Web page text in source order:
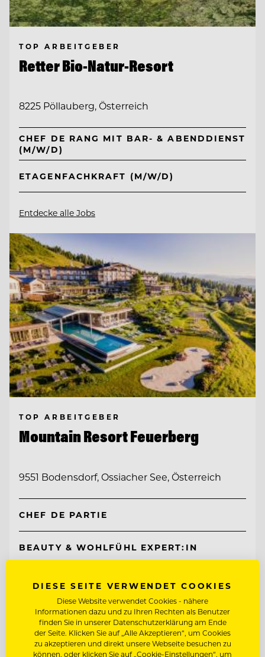
TOP ARBEITGEBER
Retter Bio-Natur-Resort
8225 Pöllauberg, Österreich
CHEF DE RANG MIT BAR- & ABENDDIENST
(M/W/D)
ETAGENFACHKRAFT (M/W/D)
Entdecke alle Jobs
TOP ARBEITGEBER
Mountain Resort Feuerberg
9551 Bodensdorf, Ossiacher See, Österreich
CHEF DE PARTIE
BEAUTY & WOHLFÜHL EXPERT:IN
Entdecke alle Jobs
DIESE SEITE VERWENDET COOKIES
Diese Website verwendet Cookies - nähere
Informationen dazu und zu Ihren Rechten als Benutzer
finden Sie in unserer Datenschutzerklärung am Ende
der Seite. Klicken Sie auf „Alle Akzeptieren“, um Cookies
zu akzeptieren und direkt unsere Webseite besuchen zu
können, oder klicken Sie auf „Cookie-Einstellungen“, um